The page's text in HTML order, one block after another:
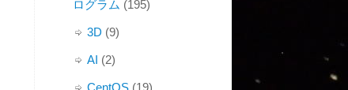
ログラム (195)
3D (9)
AI (2)